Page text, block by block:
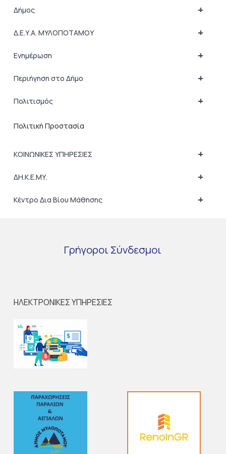
+
Δήμος
+
Δ.Ε.Υ.Α. ΜΥΛΟΠΟΤΑΜΟΥ
+
Ενημέρωση
+
Περιήγηση στο Δήμο
+
Πολιτισμός
Πολιτική Προστασία
+
ΚΟΙΝΩΝΙΚΕΣ ΥΠΗΡΕΣΙΕΣ
+
ΔΗ.Κ.Ε.ΜΥ.
+
Κέντρο Δια Βίου Μάθησης
Γρήγοροι Σύνδεσμοι
ΗΛΕΚΤΡΟΝΙΚΕΣ ΥΠΗΡΕΣΙΕΣ